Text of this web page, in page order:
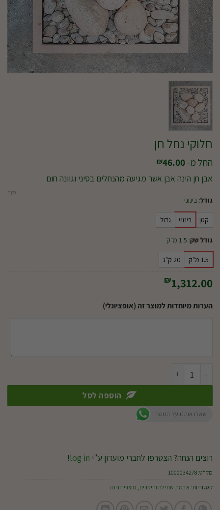
חלוקי נחל חן
החל מ- ₪46.00
אבן חן הינה אבן אשר מגיעה מהנחלים בסיני וגוונה חום
גודל: בינוני
קטן בינוני גדול
גודל שק: 1.5 מ"ק
1.5 מ"ק 20 ק"ג
נקה
₪1,312.00
הערות מיוחדות למוצר זה (אופציונלי)
הוספה לסל
שאלו אותנו על המוצר
רוצים הנחה? הצטרפו לחברי מועדון ע"י log in
!
מק"ט:1000034278
קטגוריות: אדמת שתילה וחיפויים, מוצרי הגינה